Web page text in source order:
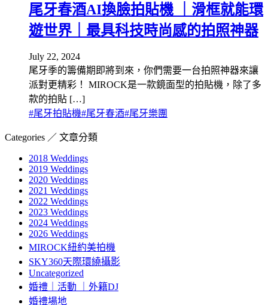
尾牙春酒AI換臉拍貼機 ｜滑框就能環
遊世界｜最具科技時尚感的拍照神器
July 22, 2024
尾牙季的籌備期即將到來，你們需要一台拍照神器來讓
派對更精彩！ MIROCK是一款鏡面型的拍貼機，除了多
款的拍貼 […]
#尾牙拍貼機#尾牙春酒#尾牙樂團
Categories ／ 文章分類
2018 Weddings
2019 Weddings
2020 Weddings
2021 Weddings
2022 Weddings
2023 Weddings
2024 Weddings
2026 Weddings
MIROCK紐約美拍機
SKY360天際環繞攝影
Uncategorized
婚禮｜活動 ｜外籍DJ
婚禮場地